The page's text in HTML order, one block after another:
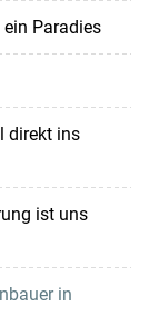
Paradies
direkt ins
ist uns
in